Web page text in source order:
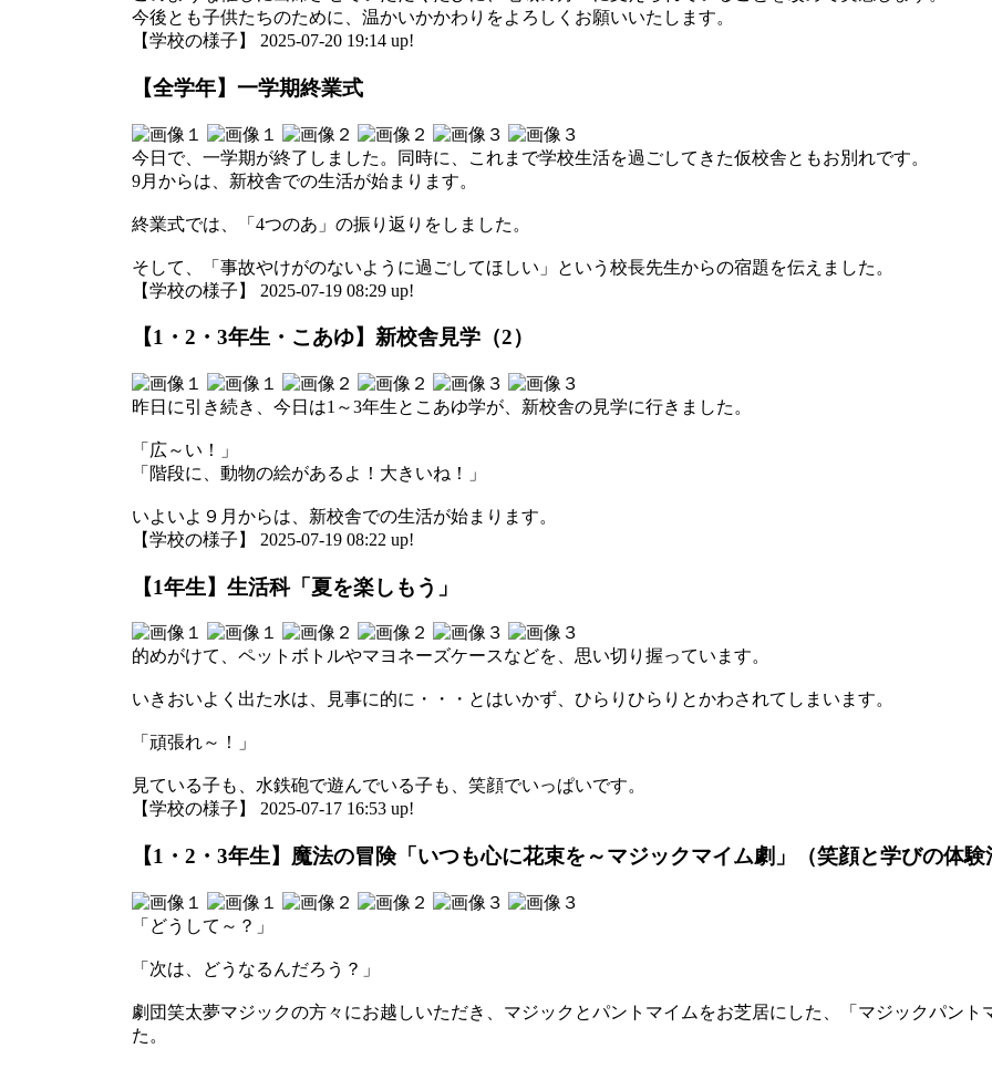
今後とも子供たちのために、温かいかかわりをよろしくお願いいたします。
【学校の様子】 2025-07-20 19:14 up!
【全学年】一学期終業式
今日で、一学期が終了しました。同時に、これまで学校生活を過ごしてきた仮校舎ともお別れです。
9月からは、新校舎での生活が始まります。
終業式では、「4つのあ」の振り返りをしました。
そして、「事故やけがのないように過ごしてほしい」という校長先生からの宿題を伝えました。
【学校の様子】 2025-07-19 08:29 up!
【1・2・3年生・こあゆ】新校舎見学（2）
昨日に引き続き、今日は1～3年生とこあゆ学が、新校舎の見学に行きました。
「広～い！」
「階段に、動物の絵があるよ！大きいね！」
いよいよ９月からは、新校舎での生活が始まります。
【学校の様子】 2025-07-19 08:22 up!
【1年生】生活科「夏を楽しもう」
的めがけて、ペットボトルやマヨネーズケースなどを、思い切り握っています。
いきおいよく出た水は、見事に的に・・・とはいかず、ひらりひらりとかわされてしまいます。
「頑張れ～！」
見ている子も、水鉄砲で遊んでいる子も、笑顔でいっぱいです。
【学校の様子】 2025-07-17 16:53 up!
【1・2・3年生】魔法の冒険「いつも心に花束を～マジックマイム劇」（笑顔と学びの体験
「どうして～？」
「次は、どうなるんだろう？」
劇団笑太夢マジックの方々にお越しいただき、マジックとパントマイムをお芝居にした、「マジックパント
た。